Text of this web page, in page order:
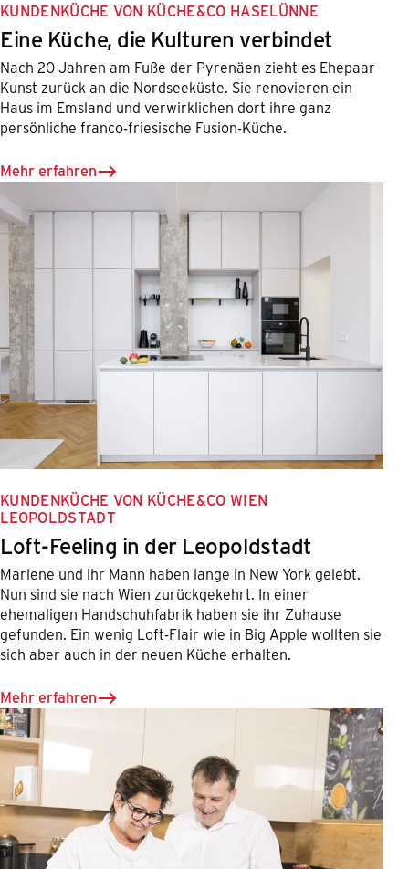
KUNDENKÜCHE VON KÜCHE&CO HASELÜNNE
Eine Küche, die Kulturen verbindet
Nach 20 Jahren am Fuße der Pyrenäen zieht es Ehepaar
Kunst zurück an die Nordseeküste. Sie renovieren ein
Haus im Emsland und verwirklichen dort ihre ganz
persönliche franco-friesische Fusion-Küche.
Mehr erfahren
KUNDENKÜCHE VON KÜCHE&CO WIEN
LEOPOLDSTADT
Loft-Feeling in der Leopoldstadt
Marlene und ihr Mann haben lange in New York gelebt.
Nun sind sie nach Wien zurückgekehrt. In einer
ehemaligen Handschuhfabrik haben sie ihr Zuhause
gefunden. Ein wenig Loft-Flair wie in Big Apple wollten sie
sich aber auch in der neuen Küche erhalten.
Mehr erfahren